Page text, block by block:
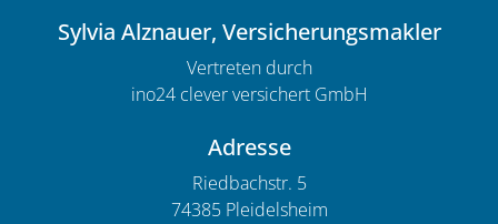
Sylvia Alznauer, Versicherungsmakler
Vertreten durch
ino24 clever versichert GmbH
Adresse
Riedbachstr. 5
74385 Pleidelsheim